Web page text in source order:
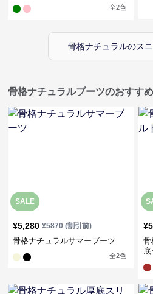
全2色
骨格ナチュラルのス
骨格ナチュラルブーツのおすす
SALE
¥5,280 ¥5870(割引前)
骨格ナチュラルサマーブーツ
全2色
¥
骨